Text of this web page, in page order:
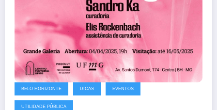
BELO HORIZONTE DICAS EVENTOS
UTILIDADE PÚBLICA